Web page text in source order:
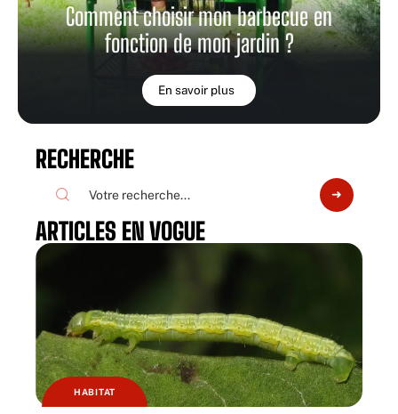
Comment choisir mon barbecue en
fonction de mon jardin ?
En savoir plus
RECHERCHE
ARTICLES EN VOGUE
HABITAT